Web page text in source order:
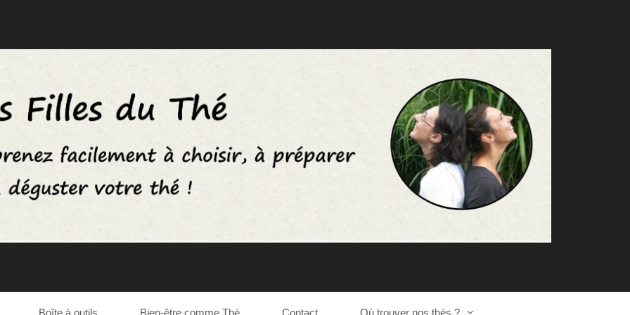
Boîte à outils Bien-être comme Thé Contact Où trouver nos thés ?